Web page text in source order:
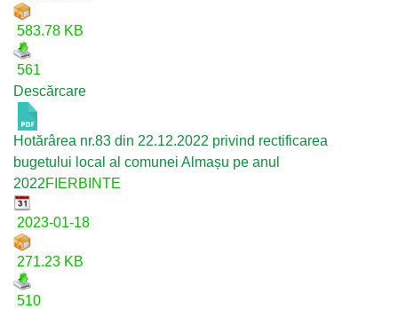
583.78 KB
561
Descărcare
Hotărârea nr.83 din 22.12.2022 privind rectificarea
bugetului local al comunei Almașu pe anul
2022FIERBINTE
2023-01-18
271.23 KB
510